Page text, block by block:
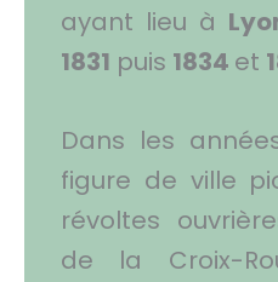
ayant lieu à
1831 puis 1834 et
Dans les
figure de ville
révoltes
de la Croix-